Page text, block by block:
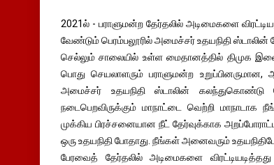
2021ல் - பராளுமன்ற தேர்தலில் அடிமைகளை
வேண்டும் பெரம்பலூரில் அமைச்சர் உதயநிதி ஸ்டாலின்
செல்லும் சாலையில் உள்ள மைதானத்தில் திமுக
பொது செயலாளரும் பராளுமன்ற
அமைச்சர் உதயநிதி ஸ்டாலின் கலந்துகொண்டு
நடைபெறவிருக்கும் மாநாட்டை வெற்றி மாநாடாக
முக்கிய பிரச்சனையான நீட் தேர்வுக்காக
ஒரு உதயநிதி போதாது. நீங்கள் அனைவரும்
பேரவைத் தேர்தலில் அடிமைகளை